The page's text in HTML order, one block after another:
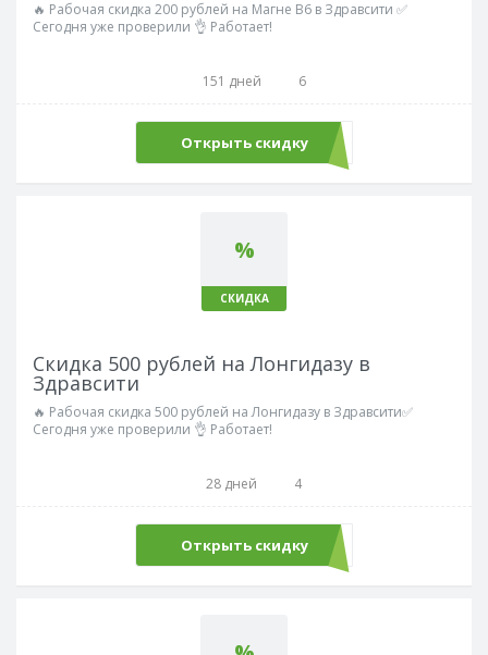
🔥 Рабочая скидка 200 рублей на Магне В6 в Здравсити ✅
Сегодня уже проверили 👌 Работает!
151 дней 6
Открыть скидку
%
СКИДКА
Скидка 500 рублей на Лонгидазу в
Здравсити
🔥 Рабочая скидка 500 рублей на Лонгидазу в Здравсити✅
Сегодня уже проверили 👌 Работает!
28 дней 4
Открыть скидку